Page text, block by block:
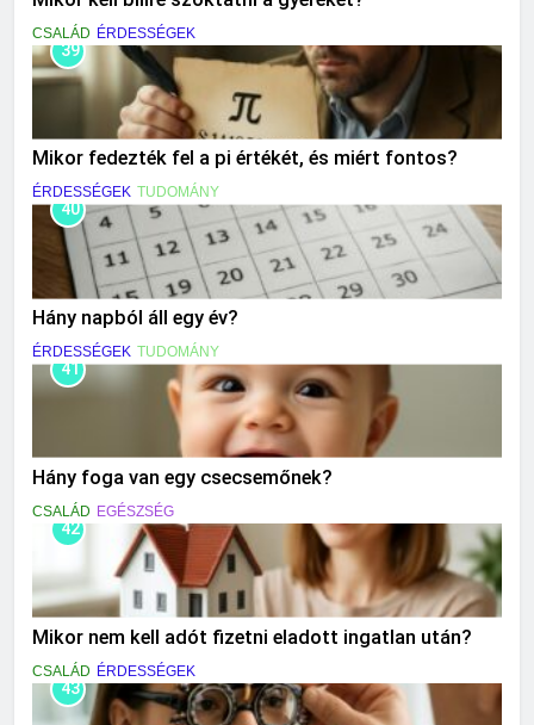
CSALÁD ÉRDESSÉGEK
39
Mikor fedezték fel a pi értékét, és miért fontos?
ÉRDESSÉGEK TUDOMÁNY
40
Hány napból áll egy év?
ÉRDESSÉGEK TUDOMÁNY
41
Hány foga van egy csecsemőnek?
CSALÁD EGÉSZSÉG
42
Mikor nem kell adót fizetni eladott ingatlan után?
CSALÁD ÉRDESSÉGEK
43